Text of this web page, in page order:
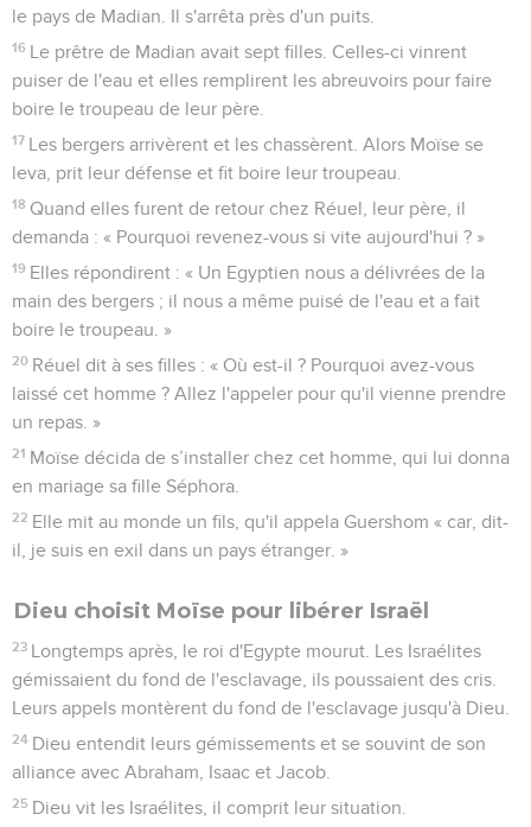
l'Egyptien qu'il cacha dans le sable.
13
Quand il sortit le jour suivant, il vit deux Hébreux se battre.
Il dit à celui qui avait tort : « Pourquoi frappes-tu ton
prochain ? »
sur nous ? Est-ce pour me tuer que tu me parles, tout comme
tu as tué l'Egyptien ? » Moïse eut peur et se dit : « L'affaire
est certainement connue. »
Le pharaon apprit ce qui s'était passé et il chercha à faire
mourir Moïse, mais Moïse s'enfuit loin de lui et s'installa dans
le pays de Madian. Il s'arrêta près d'un puits.
Le prêtre de Madian avait sept filles. Celles-ci vinrent
puiser de l'eau et elles remplirent les abreuvoirs pour faire
boire le troupeau de leur père.
Les bergers arrivèrent et les chassèrent. Alors Moïse se
leva, prit leur défense et fit boire leur troupeau.
18 Quand elles furent de retour chez Réuel, leur père, il
main des bergers ; il nous a même puisé de l'eau et a fait
boire le troupeau. »
20
Réuel dit à ses filles : « Où est-il ? Pourquoi avez-vous
laissé cet homme ? Allez l'appeler pour qu'il vienne prendre
un repas. »
21 Moïse décida de s’installer chez cet homme, qui lui donna